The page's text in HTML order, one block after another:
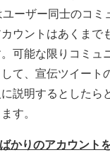
ーザー同士のコミ
ウントはあくまで
可能な限りコミュ
て、宣伝ツイート
説明するとしたら
す。
かりのアカウント